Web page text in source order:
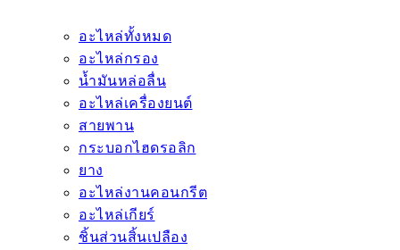
อะไหล่ทั้งหมด
อะไหล่กรอง
น้ำมันหล่อลื่น
อะไหล่เครื่องยนต์
สายพาน
กระบอกไฮดรอลิก
ยาง
อะไหล่งานคอนกรีต
อะไหล่เกียร์
ชิ้นส่วนสิ้นเปลือง